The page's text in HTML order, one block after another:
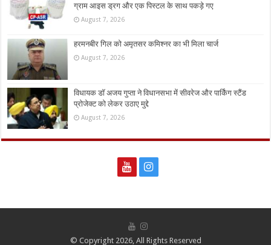
ग्राम आइस ड्रग और एक पिस्टल के साथ पकड़े गए
August 7, 2026
हरमनबीर गिल को अमृतसर कमिश्नर का भी मिला चार्ज
August 7, 2026
विधायक डॉ अजय गुप्ता ने विधानसभा में सीवरेज और पार्किंग स्टैंड
प्रोजेक्ट को लेकर उठाए मुद्दे
August 7, 2026
© Copyright 2026, All Rights Reserved